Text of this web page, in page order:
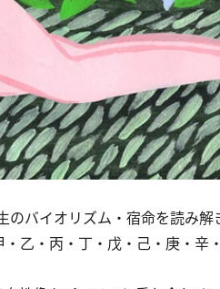
バイオリズム・宿命を読み解
乙・丙・丁・戊・己・庚・辛